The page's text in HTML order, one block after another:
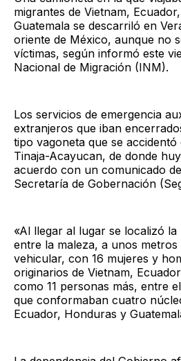
migrantes de Vietnam,
Guatemala se descarriló en
oriente de México, aunque no
víctimas, según informó este
Nacional de Migración (INM).
Los servicios de emergencia
extranjeros que iban
tipo vagoneta que se
Tinaja-Acayucan, de donde
acuerdo con un comunicado
Secretaría de Gobernación
«Al llegar al lugar se localizó la
entre la maleza, a unos metros
vehicular, con 16 mujeres y
originarios de Vietnam,
como 11 personas más, entre
que conformaban cuatro
Ecuador, Honduras y